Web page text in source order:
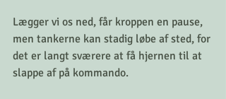
Lægger vi os ned, får kroppen en pause,
men tankerne kan stadig løbe af sted, for
det er langt sværere at få hjernen til at
slappe af på kommando.